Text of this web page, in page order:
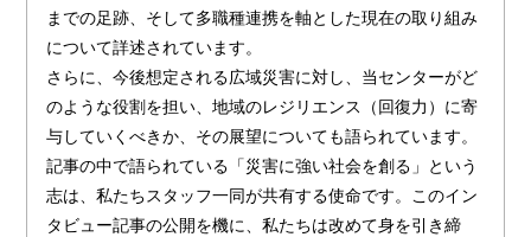
までの足跡、そして多職種連携を軸とした現在の取り組み
について詳述されています。
さらに、今後想定される広域災害に対し、当センターがど
のような役割を担い、地域のレジリエンス（回復力）に寄
与していくべきか、その展望についても語られています。
記事の中で語られている「災害に強い社会を創る」という
志は、私たちスタッフ一同が共有する使命です。このイン
タビュー記事の公開を機に、私たちは改めて身を引き締